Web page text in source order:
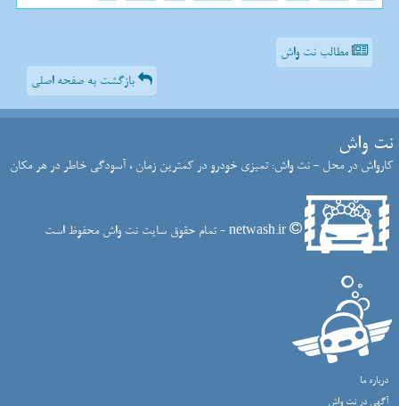
مطالب نت واش
بازگشت به صفحه اصلی
نت واش
کارواش در محل - نت واش: تمیزی خودرو در کمترین زمان ، آسودگی خاطر در هر مکان
netwash.ir - تمام حقوق سایت نت واش محفوظ است
درباره ما
آگهی در نت واش